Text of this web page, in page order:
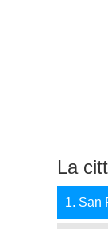
La
1. San